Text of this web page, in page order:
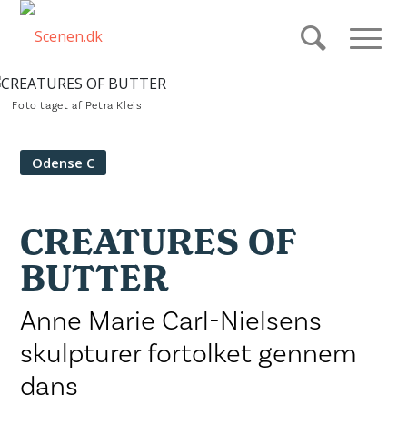
Foto taget af Petra Kleis
Odense C
CREATURES OF
BUTTER
Anne Marie Carl-Nielsens
skulpturer fortolket gennem
dans